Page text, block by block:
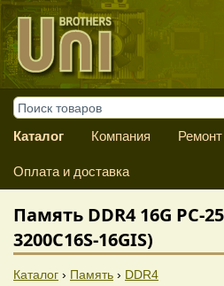
Каталог Компания
Оплата и доставка
Память DDR4 16G PC-
3200C16S-16GIS)
Каталог › Память › DDR4